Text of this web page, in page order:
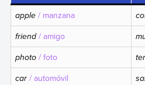
apple / manzana
friend/ amigo
photo / foto
car / automóvil